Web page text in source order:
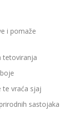
i pomaže
tetoviranja
te vraća sjaj
sastojaka